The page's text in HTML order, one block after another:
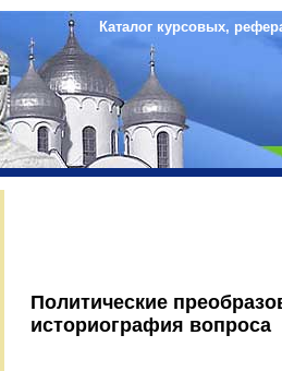
Каталог курсовых,
Политические
историография вопроса